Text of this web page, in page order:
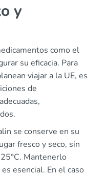
y
como el
su eficacia. Para
viajar a la UE, es
de
se conserve en su
fresco y seco, sin
Mantenerlo
esencial. En el caso